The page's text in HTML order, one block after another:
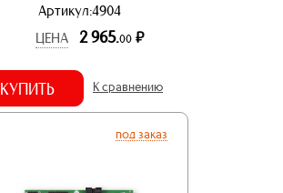
Артикул:4904
ЦЕНА
2 965.00 р.
КУПИТЬ К сравнению
под заказ